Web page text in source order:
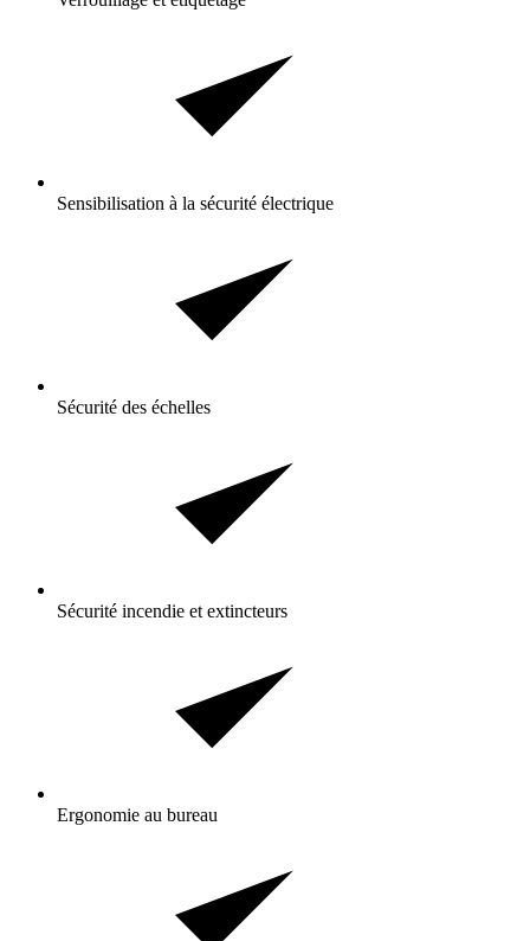
Sensibilisation à la sécurité électrique
Sécurité des échelles
Sécurité incendie et extincteurs
Ergonomie au bureau